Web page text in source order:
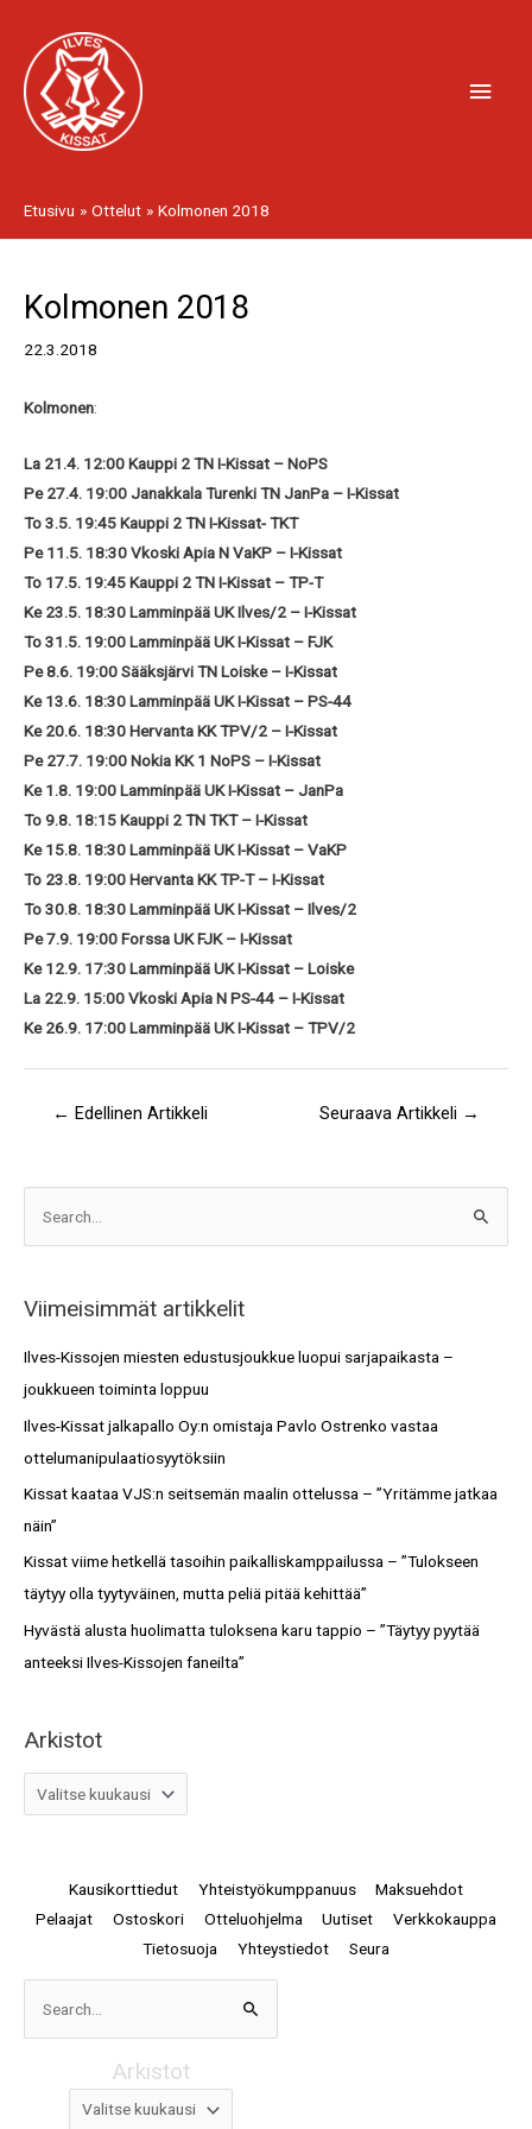
sisältöön
Etusivu Ottelut Kolmonen 2018
Kolmonen 2018
22.3.2018
Kolmonen:
La 21.4. 12:00 Kauppi 2 TN I-Kissat – NoPS
Pe 27.4. 19:00 Janakkala Turenki TN JanPa – I-Kissat
To 3.5. 19:45 Kauppi 2 TN I-Kissat- TKT
Pe 11.5. 18:30 Vkoski Apia N VaKP – I-Kissat
To 17.5. 19:45 Kauppi 2 TN I-Kissat – TP-T
Ke 23.5. 18:30 Lamminpää UK Ilves/2 – I-Kissat
To 31.5. 19:00 Lamminpää UK I-Kissat – FJK
Pe 8.6. 19:00 Sääksjärvi TN Loiske – I-Kissat
Ke 13.6. 18:30 Lamminpää UK I-Kissat – PS-44
Ke 20.6. 18:30 Hervanta KK TPV/2 – I-Kissat
Pe 27.7. 19:00 Nokia KK 1 NoPS – I-Kissat
Ke 1.8. 19:00 Lamminpää UK I-Kissat – JanPa
To 9.8. 18:15 Kauppi 2 TN TKT – I-Kissat
Ke 15.8. 18:30 Lamminpää UK I-Kissat – VaKP
To 23.8. 19:00 Hervanta KK TP-T – I-Kissat
To 30.8. 18:30 Lamminpää UK I-Kissat – Ilves/2
Pe 7.9. 19:00 Forssa UK FJK – I-Kissat
Ke 12.9. 17:30 Lamminpää UK I-Kissat – Loiske
La 22.9. 15:00 Vkoski Apia N PS-44 – I-Kissat
Ke 26.9. 17:00 Lamminpää UK I-Kissat – TPV/2
selaus
← Edellinen Artikkeli Seuraava Artikkeli →
r
c
h
Viimeisimmät artikkelit
Ilves-Kissojen miesten edustusjoukkue luopui sarjapaikasta –
joukkueen toiminta loppuu
Ilves-Kissat jalkapallo Oy:n omistaja Pavlo Ostrenko vastaa
ottelumanipulaatiosyytöksiin
Kissat kaataa VJS:n seitsemän maalin ottelussa – ”Yritämme jatkaa
näin”
Kissat viime hetkellä tasoihin paikalliskamppailussa – ”Tulokseen
täytyy olla tyytyväinen, mutta peliä pitää kehittää”
Hyvästä alusta huolimatta tuloksena karu tappio – ”Täytyy pyytää
anteeksi Ilves-Kissojen faneilta”
Arkistot
i
t
o
t
Kausikorttiedut Yhteistyökumppanuus
Maksuehdot
Pelaajat
Ostoskori Otteluohjelma Uutiset
Verkkokauppa
Tietosuoja
Yhteystiedot Seura
Search
for:
Arkistot